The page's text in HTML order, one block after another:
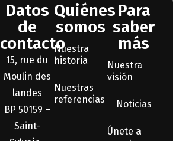
Datos
de
contacto
15, rue du
Moulin des
landes
BP 50159 –
Saint-
Quiénes
somos
Nuestra
historia
Nuestras
referencias
Para
saber
más
Nuestra
visión
Noticias
Únete a